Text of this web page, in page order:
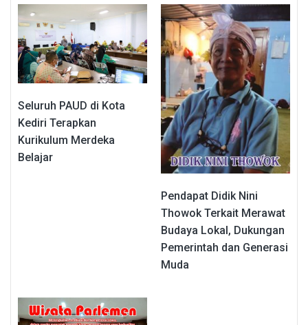
Seluruh PAUD di Kota
Kediri Terapkan
Kurikulum Merdeka
Belajar
Pendapat Didik Nini
Thowok Terkait Merawat
Budaya Lokal, Dukungan
Pemerintah dan Generasi
Muda